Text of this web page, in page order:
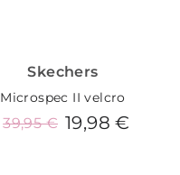
Skechers
Microspec II velcro
19,98 €
39,95 €